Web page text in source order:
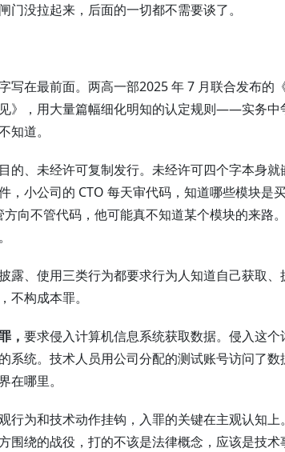
门没拉起来，后面的一切都不需要谈了。
写在最前面。两高一部2025 年 7 月联合发布的
》，用大量篇幅细化明知的认定规则——实务中
知道。
的、未经许可复制发行。未经许可四个字本身
，小公司的 CTO 每天审代码，知道哪些模块是
向不管代码，他可能真不知道某个模块的来路
露、使用三类行为都要求行为人知道自己获取
不构成本罪。
， 要求侵入计算机信息系统获取数据。侵入这
系统。技术人员用公司分配的测试账号访问了
在哪里。
行为和技术动作挂钩，入罪的关键在主观认知上
围绕的战役，打的不该是法律概念，应该是技术